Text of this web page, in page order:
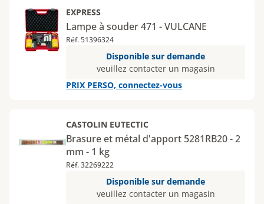
EXPRESS
Lampe à souder 471 - VULCANE
Réf. 51396324
Disponible sur demande
veuillez contacter un magasin
PRIX PERSO, connectez-vous
CASTOLIN EUTECTIC
Brasure et métal d'apport 5281RB20 - 2
mm - 1 kg
Réf. 32269222
Disponible sur demande
veuillez contacter un magasin